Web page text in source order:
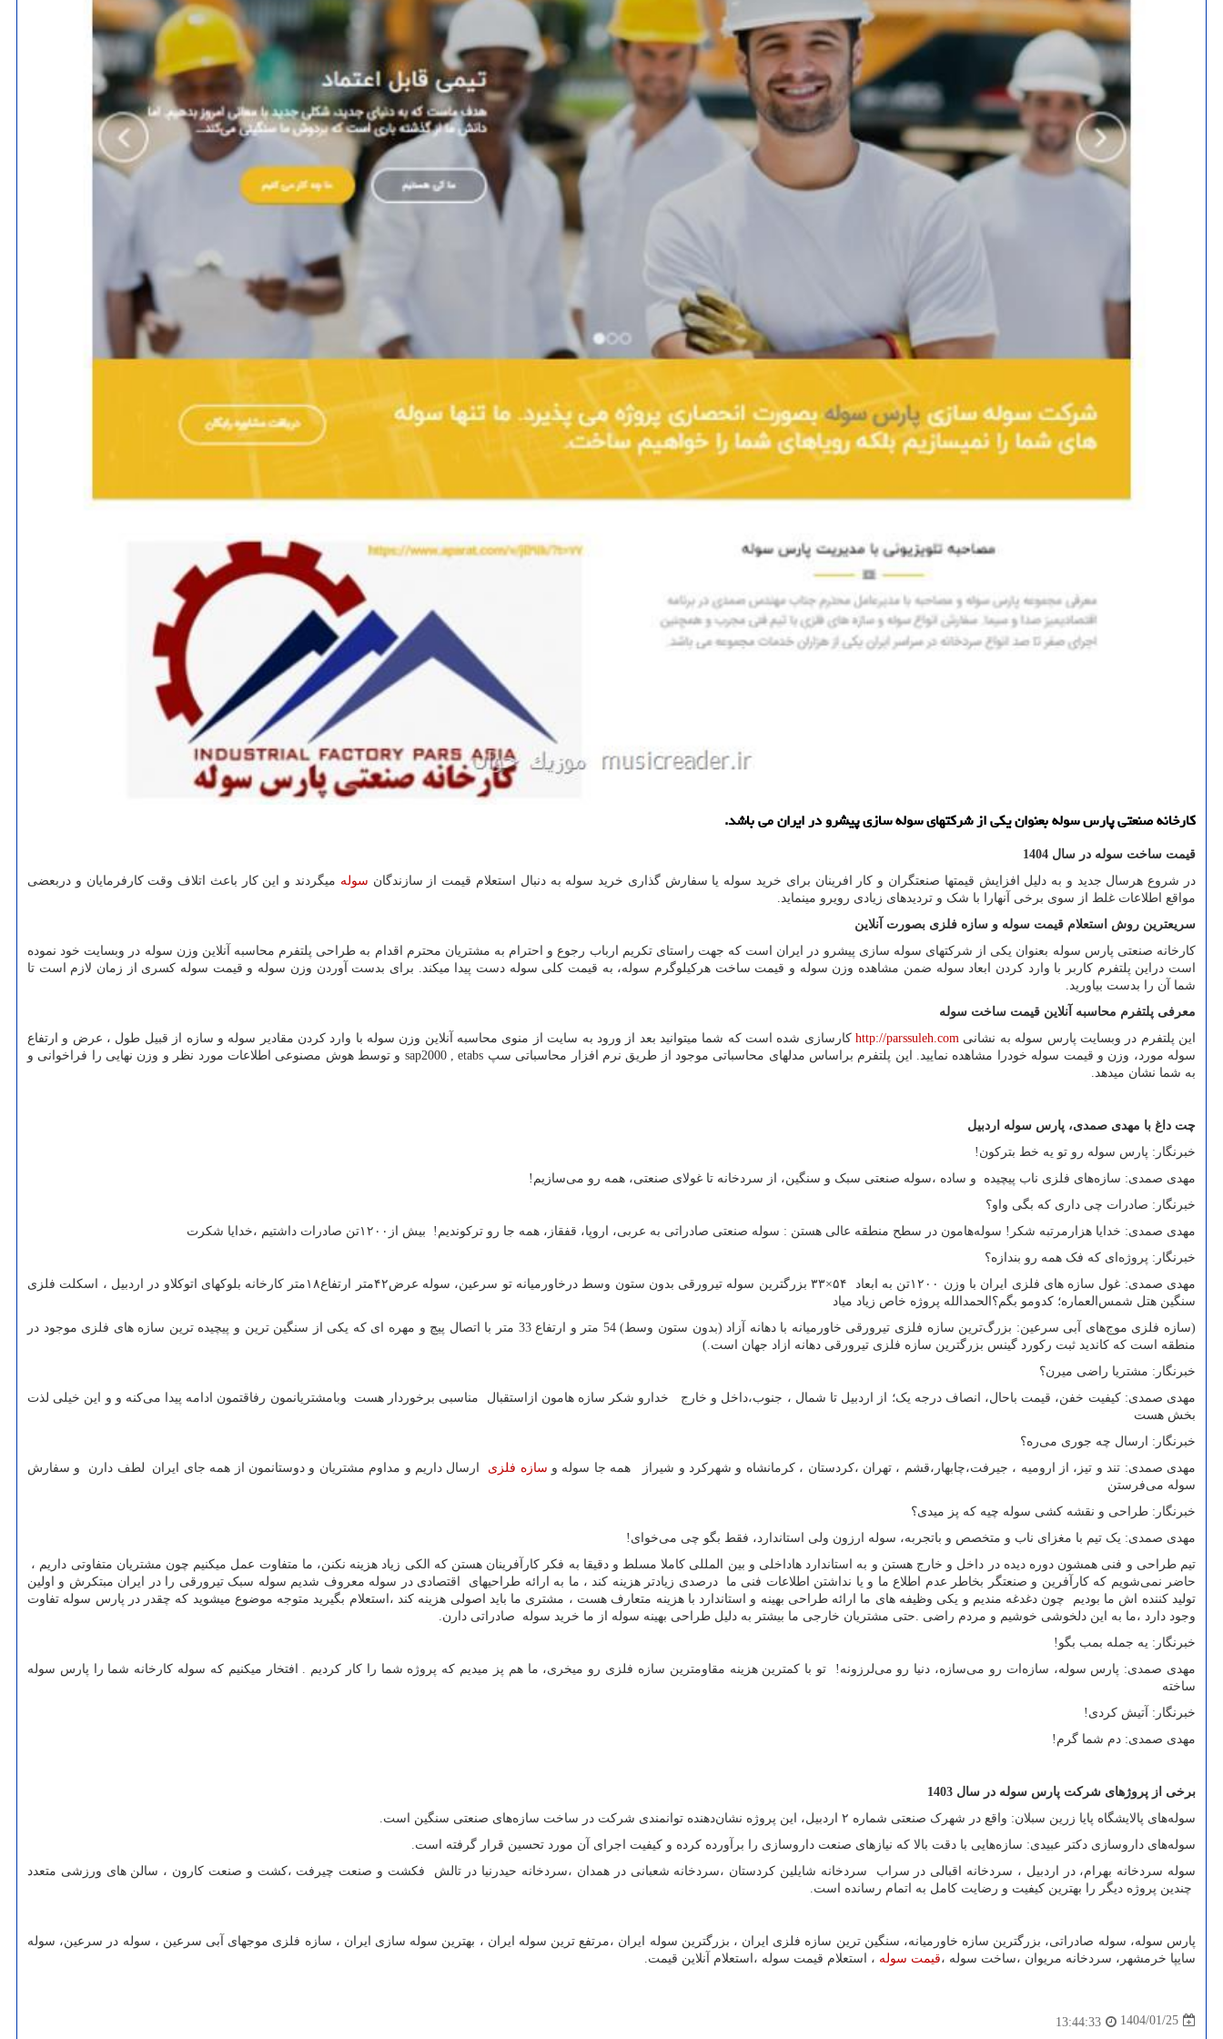
کارخانه صنعتی پارس سوله بعنوان یکی از شرکتهای سوله سازی پیشرو در ایران می باشد.
قیمت ساخت سوله در سال 1404
در شروع هرسال جدید و به دلیل افزایش قیمتها صنعتگران و کار افرینان برای خرید سوله یا سفارش گذاری خرید سوله به دنبال استعلام قیمت از سازندگان سوله میگردند و این کار باعث اتلاف وقت کارفرمایان و دربعضی
مواقع اطلاعات غلط از سوی برخی آنهارا با شک و تردیدهای زیادی رویرو مینماید.
سریعترین روش استعلام قیمت سوله و سازه فلزی بصورت آنلاین
کارخانه صنعتی پارس سوله بعنوان یکی از شرکتهای سوله سازی پیشرو در ایران است که جهت راستای تکریم ارباب رجوع و احترام به مشتریان محترم اقدام به طراحی پلتفرم محاسبه آنلاین وزن سوله در وبسایت خود نموده
است دراین پلتفرم کاربر با وارد کردن ابعاد سوله ضمن مشاهده وزن سوله و قیمت ساخت هرکیلوگرم سوله، به قیمت کلی سوله دست پیدا میکند. برای بدست آوردن وزن سوله و قیمت سوله کسری از زمان لازم است تا
شما آن را بدست بیاورید.
معرفی پلتفرم محاسبه آنلاین قیمت ساخت سوله
این پلتفرم در وبسایت پارس سوله به نشانی http://parssuleh.comکارسازی شده است که شما میتوانید بعد از ورود به سایت از منوی محاسبه آنلاین وزن سوله با وارد کردن مقادیر سوله و سازه از قبیل طول ، عرض و ارتفاع
سوله مورد، وزن و قیمت سوله خودرا مشاهده نمایید. این پلتفرم براساس مدلهای محاسباتی موجود از طریق نرم افزار محاسباتی سپ sap2000 , etabs و توسط هوش مصنوعی اطلاعات مورد نظر و وزن نهایی را فراخوانی و
به شما نشان میدهد.
چت داغ با مهدی صمدی، پارس سوله اردبیل
خبرنگار: پارس سوله رو تو یه خط بترکون!
مهدی صمدی: سازه‌های فلزی ناب پیچیده و ساده ،سوله صنعتی سبک و سنگین، از سردخانه تا غولای صنعتی، همه رو می‌سازیم!
خبرنگار: صادرات چی داری که بگی واو؟
مهدی صمدی: خدایا هزارمرتبه شکر! سوله‌هامون در سطح منطقه عالی هستن : سوله صنعتی صادراتی به عربی، اروپا، قفقاز، همه جا رو ترکوندیم! بیش از۱۲۰۰تن صادرات داشتیم ،خدایا شکرت
خبرنگار: پروژه‌ای که فک همه رو بندازه؟
مهدی صمدی: غول سازه های فلزی ایران با وزن ۱۲۰۰تن به ابعاد ۵۴×۳۳ بزرگترین سوله تیرورقی بدون ستون وسط درخاورمیانه تو سرعین، سوله عرض۴۲متر ارتفاع۱۸متر کارخانه بلوکهای اتوکلاو در اردبیل ، اسکلت فلزی
سنگین هتل شمس‌العماره؛ کدومو بگم؟الحمدالله پروژه خاص زیاد میاد
(سازه فلزی موج‌های آبی سرعین: بزرگ‌ترین سازه فلزی تیرورقی خاورمیانه با دهانه آزاد (بدون ستون وسط) 54 متر و ارتفاع 33 متر با اتصال پیچ و مهره ای که یکی از سنگین ترین و پیچیده ترین سازه های فلزی موجود در
منطقه است که کاندید ثبت رکورد گینس بزرگترین سازه فلزی تیرورقی دهانه ازاد جهان است.)
خبرنگار: مشتریا راضی میرن؟
مهدی صمدی: کیفیت خفن، قیمت باحال، انصاف درجه یک؛ از اردبیل تا شمال ، جنوب،داخل و خارج خدارو شکر سازه هامون ازاستقبال مناسبی برخوردار هست وبامشتریانمون رفاقتمون ادامه پیدا می‌کنه و و این خیلی لذت
بخش هست
خبرنگار: ارسال چه جوری می‌ره؟
مهدی صمدی: تند و تیز، از ارومیه ، جیرفت،چابهار،قشم ، تهران ،کردستان ، کرمانشاه و شهرکرد و شیراز همه جا سوله و سازه فلزی ارسال داریم و مداوم مشتریان و دوستانمون از همه جای ایران لطف دارن و سفارش
سوله می‌فرستن
خبرنگار: طراحی‌ و نقشه کشی سوله چیه که پز میدی؟
مهدی صمدی: یک تیم با مغزای ناب و متخصص و باتجربه، سوله ارزون ولی استاندارد، فقط بگو چی می‌خوای!
تیم طراحی و فنی همشون دوره دیده در داخل و خارج هستن و به استاندارد هاداخلی و بین المللی کاملا مسلط و دقیقا به فکر کارآفرینان هستن که الکی زیاد هزینه نکنن، ما متفاوت عمل میکنیم چون مشتریان متفاوتی داریم ،
حاضر نمی‌شویم که کارآفرین و صنعتگر بخاطر عدم اطلاع ما و یا نداشتن اطلاعات فنی ما درصدی زیادتر هزینه کند ، ما به ارائه طراحیهای اقتصادی در سوله معروف شدیم سوله سبک تیرورقی را در ایران مبتکرش و اولین
تولید کننده اش ما بودیم چون دغدغه مندیم و یکی وظیفه های ما ارائه طراحی بهینه و استاندارد با هزینه متعارف هست ، مشتری ما باید اصولی هزینه کند ،استعلام بگیرید متوجه موضوع میشوید که چقدر در پارس سوله تفاوت
وجود دارد ،ما به این دلخوشی خوشیم و مردم راضی .حتی مشتریان خارجی ما بیشتر به دلیل طراحی بهینه سوله از ما خرید سوله صادراتی دارن.
خبرنگار: یه جمله بمب بگو!
مهدی صمدی: پارس سوله، سازه‌ات رو می‌سازه، دنیا رو می‌لرزونه! تو با کمترین هزینه مقاومترین سازه فلزی رو میخری، ما هم پز میدیم که پروژه شما را کار کردیم . افتخار میکنیم که سوله کارخانه شما را پارس سوله
ساخته
خبرنگار: آتیش کردی!
مهدی صمدی: دم شما گرم!
برخی از پروژهای شرکت پارس سوله در سال 1403
سوله‌های پالایشگاه پایا زرین سبلان: واقع در شهرک صنعتی شماره ۲ اردبیل، این پروژه نشان‌دهنده توانمندی شرکت در ساخت سازه‌های صنعتی سنگین است.
سوله‌های داروسازی دکتر عبیدی: سازه‌هایی با دقت بالا که نیازهای صنعت داروسازی را برآورده کرده و کیفیت اجرای آن مورد تحسین قرار گرفته است.
سوله سردخانه بهرام، در اردبیل ، سردخانه اقبالی در سراب سردخانه شایلین کردستان ،سردخانه شعبانی در همدان ،سردخانه حیدرنیا در تالش فکشت و صنعت چیرفت ،کشت و صنعت کارون ، سالن های ورزشی متعدد
چندین پروژه دیگر را بهترین کیفیت و رضایت کامل به اتمام رسانده است.
پارس سوله، سوله صادراتی، بزرگترین سازه خاورمیانه، سنگین ترین سازه فلزی ایران ، بزرگترین سوله ایران ،مرتفع ترین سوله ایران ، بهترین سوله سازی ایران ، سازه فلزی موجهای آبی سرعین ، سوله در سرعین، سوله
سایپا خرمشهر، سردخانه مریوان ،ساخت سوله ،قیمت سوله ، استعلام قیمت سوله ،استعلام آنلاین قیمت.
1404/01/25
13:44:33